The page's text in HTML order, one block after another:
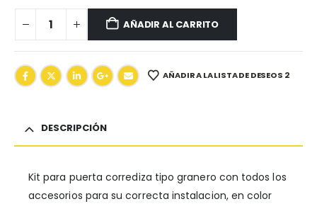
AÑADIR AL CARRITO
AÑADIR A LA LISTA DE DESEOS 2
DESCRIPCIÓN
Kit para puerta corrediza tipo granero con todos los
accesorios para su correcta instalacion, en color